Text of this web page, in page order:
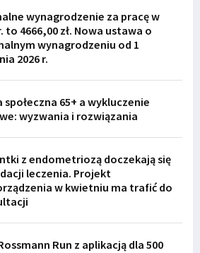
wynagrodzenie za pracę w
to 4666,00 zł. Nowa ustawa o
wynagrodzeniu od 1
2026 r.
społeczna 65+ a wykluczenie
wyzwania i rozwiązania
z endometriozą doczekają się
leczenia. Projekt
w kwietniu ma trafić do
Run z aplikacją dla 500